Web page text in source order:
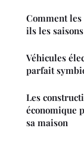
Comment
ils les
Véhicules
parfait
Les
économique
sa maison